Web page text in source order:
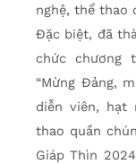
nghệ, thể thao
Đặc biệt, đã
chức chương
“Mừng Đảng,
diễn viên, hạt
thao quần
Giáp Thìn